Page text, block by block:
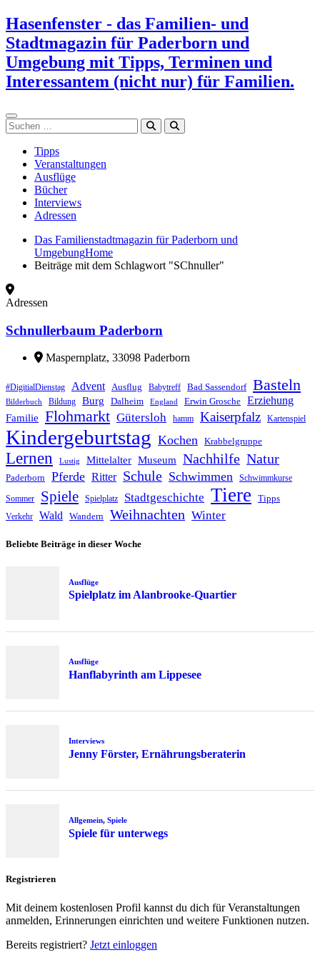
Zum
Inhalt
springen
Hasenfenster - das Familien- und
Stadtmagazin für Paderborn und
Umgebung mit Tipps, Terminen und
Interessantem (nicht nur) für Familien.
Suchen
Tipps
Veranstaltungen
Ausflüge
Bücher
Interviews
Adressen
Das Familienstadtmagazin für Paderborn und
UmgebungHome
Beiträge mit dem Schlagwort "SChnuller"
Adressen
Schnullerbaum Paderborn
Maspernplatz, 33098 Paderborn
#DigitialDienstag Advent Ausflug Babytreff Bad Sassendorf Basteln
Bilderbuch Bildung Burg Dalheim England Erwin Grosche Erziehung
Familie Flohmarkt Gütersloh hamm Kaiserpfalz Kartenspiel
Kindergeburtstag Kochen Krabbelgruppe
Lernen Lustig Mittelalter Museum Nachhilfe Natur
Paderborn Pferde Ritter Schule Schwimmen Schwimmkurse
Sommer Spiele Spielplatz Stadtgeschichte Tiere Tipps
Verkehr Wald Wandern Weihnachten Winter
Beliebte Beiträge in dieser Woche
Ausflüge
Spielplatz im Alanbrooke-Quartier
Ausflüge
Hanflabyrinth am Lippesee
Interviews
Jenny Förster, Ernährungsberaterin
Allgemein, Spiele
Spiele für unterwegs
Registrieren
Mit deinem kostenlosen Profil kannst du dich für Veranstaltungen
anmelden, Erinnerungen einrichten und weitere Funktionen nutzen.
Bereits registriert? Jetzt einloggen